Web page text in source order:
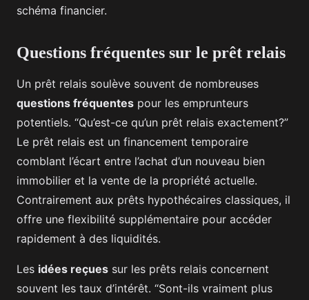
schéma financier.
Questions fréquentes sur le prêt relais
Un prêt relais soulève souvent de nombreuses
questions fréquentes pour les emprunteurs
potentiels. “Qu’est-ce qu’un prêt relais exactement?”
Le prêt relais est un financement temporaire
comblant l’écart entre l’achat d’un nouveau bien
immobilier et la vente de la propriété actuelle.
Contrairement aux prêts hypothécaires classiques, il
offre une flexibilité supplémentaire pour accéder
rapidement à des liquidités.
Les idées reçues sur les prêts relais concernent
souvent les taux d’intérêt. “Sont-ils vraiment plus